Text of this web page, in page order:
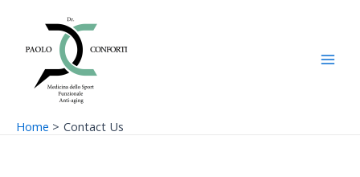
contenuto
Home Contact Us